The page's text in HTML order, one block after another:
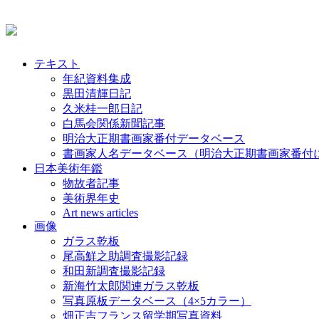
テキスト
年紀資料集成
黒田清輝日記
久米桂一郎日記
白馬会関係新聞記事
明治大正期書画家番付データベース
書画家人名データベース（明治大正期書画家番付
日本美術年鑑
物故者記事
美術界年史
Art news articles
画像
ガラス乾板
尾高鮮之助調査撮影記録
和田新調査撮影記録
新海竹太郎関連ガラス乾板
写真原板データベース（4×5カラー）
畑正吉フランス留学期写真資料